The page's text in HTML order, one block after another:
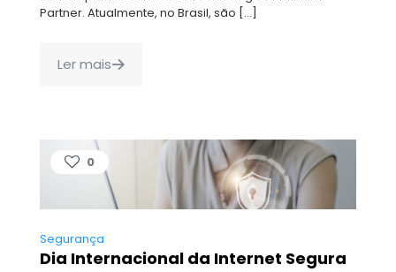
Partner. Atualmente, no Brasil, são […]
Ler mais
0
Segurança
Dia Internacional da Internet Segura